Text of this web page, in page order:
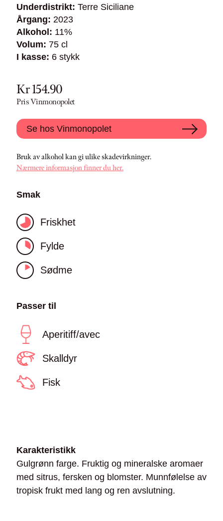
Underdistrikt: Terre Siciliane
Årgang: 2023
Alkohol: 11%
Volum: 75 cl
I kasse: 6 stykk
Kr 154.90
Pris Vinmonopolet
Se hos Vinmonopolet
Bruk av alkohol kan gi ulike skadevirkninger.
Nærmere informasjon finner du her.
Smak
Friskhet
Fylde
Sødme
Passer til
Aperitiff/avec
Skalldyr
Fisk
Karakteristikk
Gulgrønn farge. Fruktig og mineralske aromaer
med sitrus, fersken og blomster. Munnfølelse av
tropisk frukt med lang og ren avslutning.